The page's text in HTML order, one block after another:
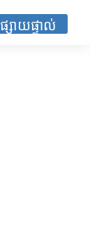
ផ្សាយផ្ទាល់